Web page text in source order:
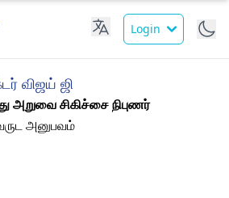
Login
விஜய் ஜி
அறுவை சிகிச்சை நிபுணர்
அனுபவம்